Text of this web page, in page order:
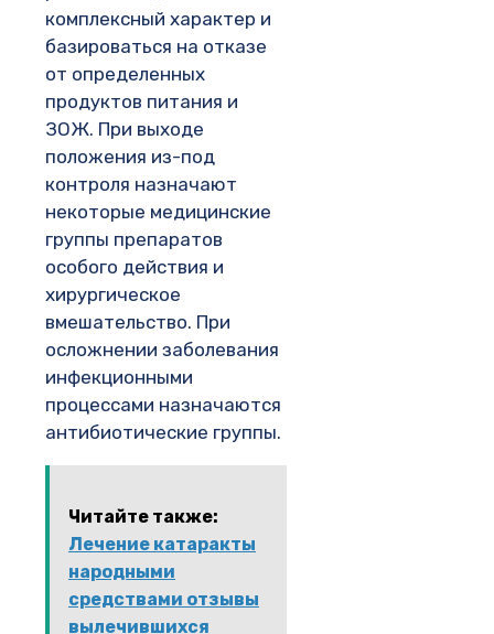
комплексный характер и
базироваться на отказе
от определенных
продуктов питания и
ЗОЖ. При выходе
положения из-под
контроля назначают
некоторые медицинские
группы препаратов
особого действия и
хирургическое
вмешательство. При
осложнении заболевания
инфекционными
процессами назначаются
антибиотические группы.
Читайте также:
Лечение катаракты
народными
средствами отзывы
вылечившихся